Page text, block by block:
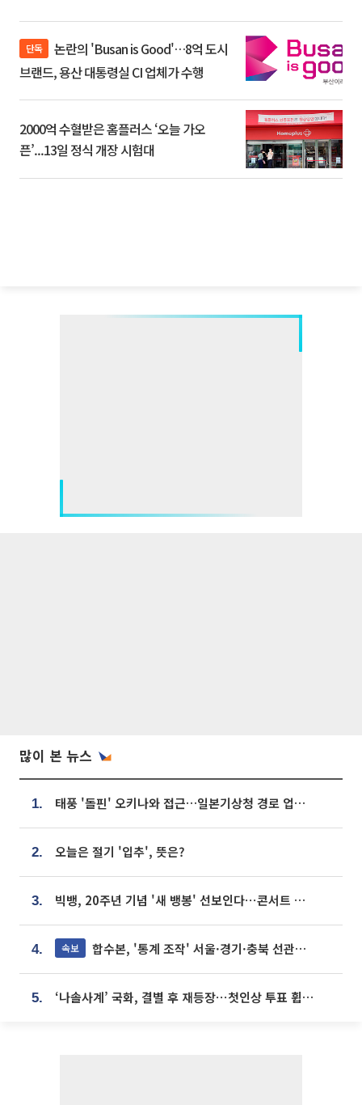
단독
브랜드, 용산 대통령실 CI 업체가 수행
2000억 수혈받은 홈플러스 ‘오늘 가오
픈’...13일 정식 개장 시험대
많이 본 뉴스
1. 태풍 '돌핀' 오키나와 접근…일본기상청 경로 업데이트
2. 오늘은 절기 '입추', 뜻은?
3. 빅뱅, 20주년 기념 '새 뱅봉' 선보인다⋯콘서트 앞두고 팝업 개최
4. 속보 합수본, '통계 조작' 서울·경기·충북 선관위 등 추가 압수수색
5. ‘나솔사계’ 국화, 결별 후 재등장⋯첫인상 투표 휩쓸고 ‘인기녀’ 등극